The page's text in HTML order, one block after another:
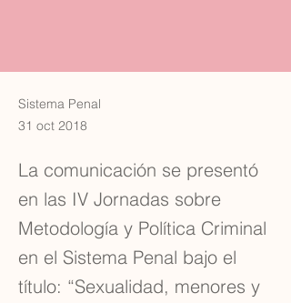
Sistema Penal
31 oct 2018
La comunicación se presentó
en las IV Jornadas sobre
Metodología y Política Criminal
en el Sistema Penal bajo el
título: “Sexualidad, menores y